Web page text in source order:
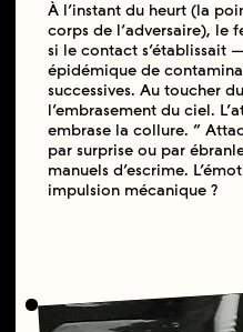
À l’instant du heurt (la
corps de l’adversaire), le
si le contact s’établissait
épidémique de
successives. Au toucher
l’embrasement du ciel.
embrase la collure. “
par surprise ou par
manuels d’escrime.
impulsion mécanique ?